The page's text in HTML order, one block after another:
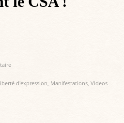
d'expression, Manifestations, Videos